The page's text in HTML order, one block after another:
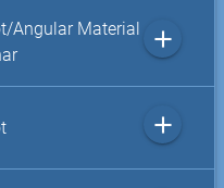
Angular Material
add
add